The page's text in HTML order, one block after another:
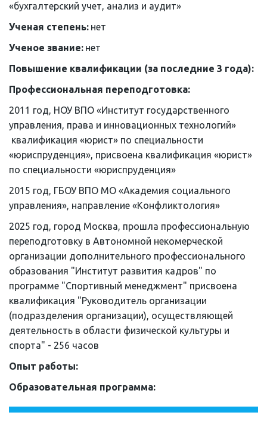
«бухгалтерский учет, анализ и аудит»
Ученая степень: нет
Ученое звание: нет
Повышение квалификации (за последние 3 года):
Профессиональная переподготовка:
2011 год, НОУ ВПО «Институт государственного
управления, права и инновационных технологий»
квалификация «юрист» по специальности
«юриспруденция», присвоена квалификация «юрист»
по специальности «юриспруденция»
2015 год, ГБОУ ВПО МО «Академия социального
управления», направление «Конфликтология»
2025 год, город Москва, прошла профессиональную
переподготовку в Автономной некомерческой
организации дополнительного профессионального
образования "Институт развития кадров" по
программе "Спортивный менеджмент" присвоена
квалификация "Руководитель организации
(подразделения организации), осуществляющей
деятельность в области физической культуры и
спорта" - 256 часов
Опыт работы:
Образовательная программа: